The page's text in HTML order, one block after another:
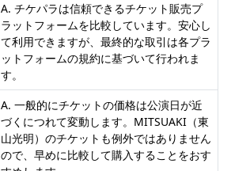
A. チケパラは信頼できるチケット販売プ
ラットフォームを比較しています。安心し
て利用できますが、最終的な取引は各プラ
ットフォームの規約に基づいて行われま
す。
A. 一般的にチケットの価格は公演日が近
づくにつれて変動します。MITSUAKI（東
山光明）のチケットも例外ではありません
ので、早めに比較して購入することをおす